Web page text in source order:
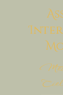
A
I
M